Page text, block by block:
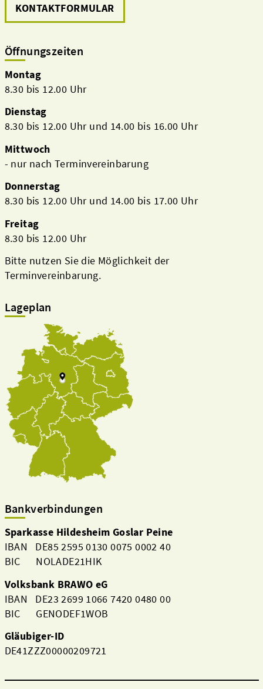
KONTAKTFORMULAR
Öffnungszeiten
Montag
8.30 bis 12.00 Uhr
Dienstag
8.30 bis 12.00 Uhr und 14.00 bis 16.00 Uhr
Mittwoch
- nur nach Terminvereinbarung
Donnerstag
8.30 bis 12.00 Uhr und 14.00 bis 17.00 Uhr
Freitag
8.30 bis 12.00 Uhr
Bitte nutzen Sie die Möglichkeit der
Terminvereinbarung.
Lageplan
Bankverbindungen
Sparkasse Hildesheim Goslar Peine
IBAN DE85 2595 0130 0075 0002 40
BIC NOLADE21HIK
Volksbank BRAWO eG
IBAN DE23 2699 1066 7420 0480 00
BIC GENODEF1WOB
Gläubiger-ID
DE41ZZZ00000209721